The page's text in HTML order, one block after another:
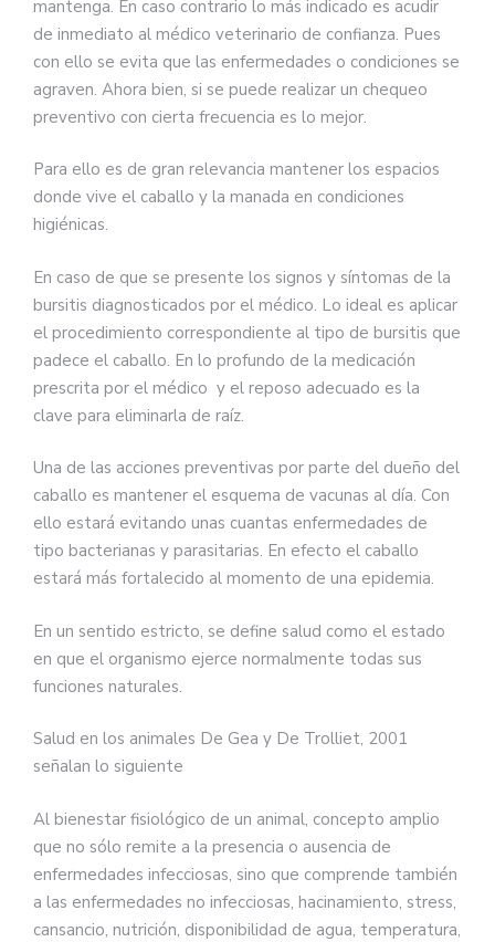
mantenga. En caso contrario lo más indicado es acudir
de inmediato al médico veterinario de confianza. Pues
con ello se evita que las enfermedades o condiciones se
agraven. Ahora bien, si se puede realizar un chequeo
preventivo con cierta frecuencia es lo mejor.
Para ello es de gran relevancia mantener los espacios
donde vive el caballo y la manada en condiciones
higiénicas.
En caso de que se presente los signos y síntomas de la
bursitis diagnosticados por el médico. Lo ideal es aplicar
el procedimiento correspondiente al tipo de bursitis que
padece el caballo. En lo profundo de la medicación
prescrita por el médico y el reposo adecuado es la
clave para eliminarla de raíz.
Una de las acciones preventivas por parte del dueño del
caballo es mantener el esquema de vacunas al día. Con
ello estará evitando unas cuantas enfermedades de
tipo bacterianas y parasitarias. En efecto el caballo
estará más fortalecido al momento de una epidemia.
En un sentido estricto, se define salud como el estado
en que el organismo ejerce normalmente todas sus
funciones naturales.
Salud en los animales De Gea y De Trolliet, 2001
señalan lo siguiente
Al bienestar fisiológico de un animal, concepto amplio
que no sólo remite a la presencia o ausencia de
enfermedades infecciosas, sino que comprende también
a las enfermedades no infecciosas, hacinamiento, stress,
cansancio, nutrición, disponibilidad de agua, temperatura,